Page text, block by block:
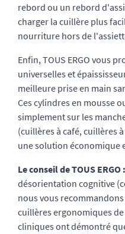
rebord ou un rebord
charger la cuillère plus
nourriture hors de
Enfin, TOUS ERGO vous
universelles et
meilleure prise en main
Ces cylindres en mousse
simplement sur les
(cuillères à café, cuillères
une solution économique
Le conseil de TOUS ERGO :
désorientation cognitive
nous vous
cuillères ergonomiques
cliniques ont démontré